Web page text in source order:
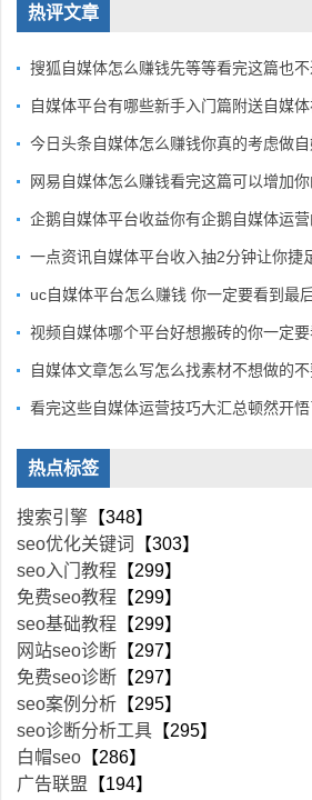
热评文章
搜狐自媒体怎么赚钱先等等看完这篇也不
自媒体平台有哪些新手入门篇附送自媒
今日头条自媒体怎么赚钱你真的考虑做
网易自媒体怎么赚钱看完这篇可以增加你
企鹅自媒体平台收益你有企鹅自媒体运
一点资讯自媒体平台收入抽2分钟让你捷
uc自媒体平台怎么赚钱 你一定要看到最后
视频自媒体哪个平台好想搬砖的你一定
自媒体文章怎么写怎么找素材不想做的不
看完这些自媒体运营技巧大汇总顿然开悟
热点标签
搜索引擎 【348】
seo优化关键词
【303】
seo入门教程 【299】
免费seo教程 【299】
seo基础教程 【299】
网站seo诊断 【297】
免费seo诊断 【297】
seo案例分析 【295】
seo诊断分析工具 【295】
白帽seo 【286】
广告联盟 【194】